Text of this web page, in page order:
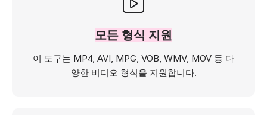
모든 형식 지원
이 도구는 MP4, AVI, MPG, VOB, WMV, MOV 등 다
양한 비디오 형식을 지원합니다.